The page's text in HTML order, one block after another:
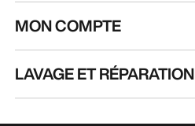
MON COMPTE
LAVAGE ET RÉPARATION